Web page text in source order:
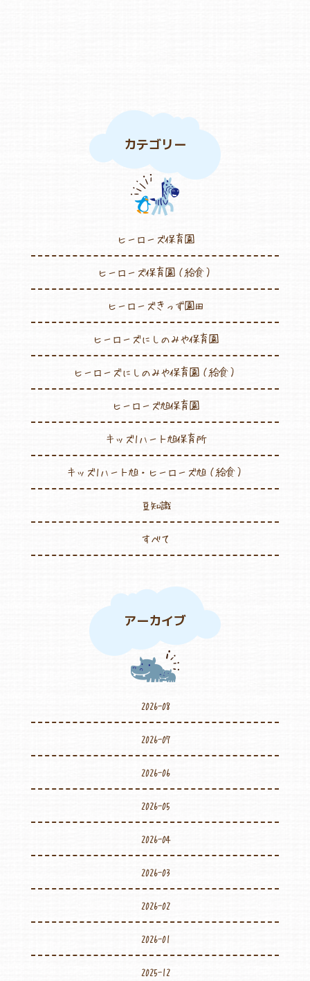
カテゴリー
ヒーローズ保育園
ヒーローズ保育園（給食）
ヒーローズきっず園田
ヒーローズにしのみや保育園
ヒーローズにしのみや保育園（給食）
ヒーローズ旭保育園
キッズ1ハート旭保育所
キッズ1ハート旭・ヒーローズ旭（給食）
豆知識
すべて
アーカイブ
2026-08
2026-07
2026-06
2026-05
2026-04
2026-03
2026-02
2026-01
2025-12